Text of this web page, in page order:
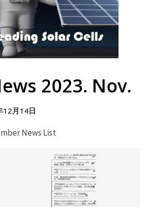
2023. Nov.
12月14日
News List